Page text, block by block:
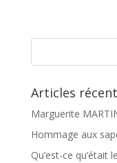
o e
Articles
Marguerite
Hommage aux
Qu’est-ce qu’était